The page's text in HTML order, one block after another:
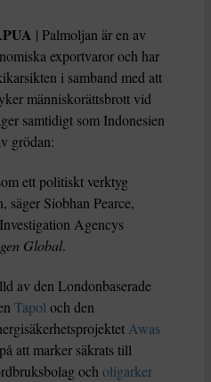
| Palmoljan är en av
exportvaror och har
i samband med att
människorättsbrott vid
samtidigt som Indonesien
grödan:
ett politiskt verktyg
Siobhan Pearce,
Agencys
Global.
av den Londonbaserade
Tapol och den
Awas
att marker säkrats till
ocholigarker